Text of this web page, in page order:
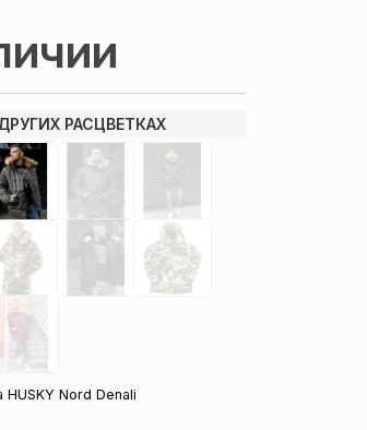
РАСЦВЕТКАХ
HUSKY Nord Denali